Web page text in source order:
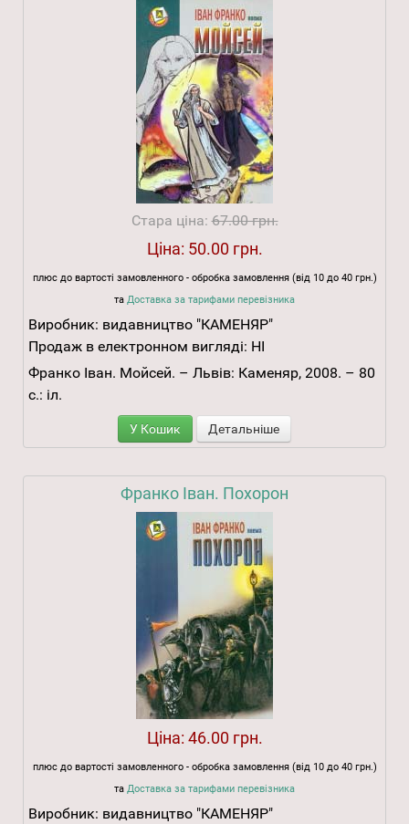
Стара ціна:67.00 грн.
Ціна: 50.00 грн.
плюс до вартості замовленного - обробка замовлення (від 10 до 40 грн.)
та Доставка за тарифами перевізника
Виробник: видавництво "КАМЕНЯР"
Продаж в електронном вигляді: НІ
Франко Іван. Мойсей. – Львів: Каменяр, 2008. – 80
с.: іл.
У Кошик Детальніше
Франко Іван. Похорон
Ціна: 46.00 грн.
плюс до вартості замовленного - обробка замовлення (від 10 до 40 грн.)
та Доставка за тарифами перевізника
Виробник: видавництво "КАМЕНЯР"